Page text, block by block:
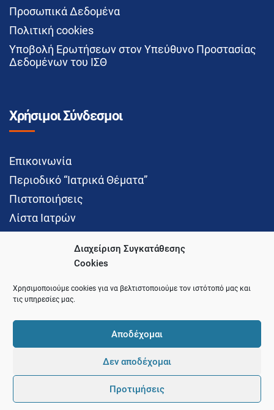
Διαχείριση Συγκατάθεσης
Cookies
Χρησιμοποιούμε cookies για να βελτιστοποιούμε τον ιστότοπό μας και
τις υπηρεσίες μας.
Αποδέχομαι
Δεν αποδέχομαι
Προτιμήσεις
Προσωπικά Δεδομένα
Πολιτική cookies
Υποβολή Ερωτήσεων στον Υπεύθυνο Προστασίας
Δεδομένων του ΙΣΘ
Χρήσιμοι Σύνδεσμοι
Επικοινωνία
Περιοδικό “Ιατρικά Θέματα”
Πιστοποιήσεις
Λίστα Ιατρών
Social Media
© 2021 Ιατρικός Σύλλογος Θεσσαλονίκης
Development and Hosting byPointer